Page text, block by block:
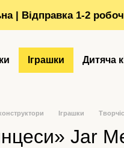
| Відправка 1-2
Іграшки Дитяча
Іграшки
Jar